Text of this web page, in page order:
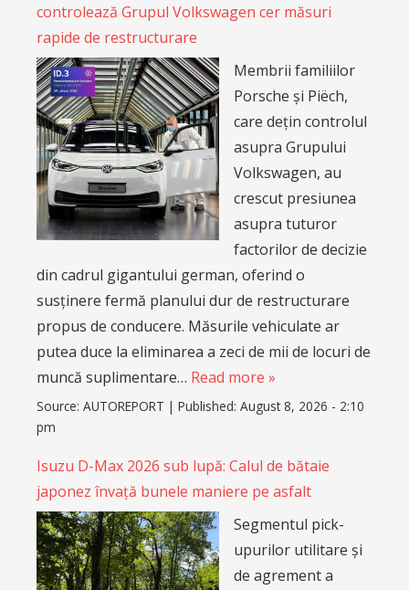
controlează Grupul Volkswagen cer măsuri
rapide de restructurare
Membrii familiilor
Porsche și Piëch,
care dețin controlul
asupra Grupului
Volkswagen, au
crescut presiunea
asupra tuturor
factorilor de decizie
din cadrul gigantului german, oferind o
susținere fermă planului dur de restructurare
propus de conducere. Măsurile vehiculate ar
putea duce la eliminarea a zeci de mii de locuri de
muncă suplimentare… Read more »
Source: AUTOREPORT | Published: August 8, 2026 - 2:10
pm
Isuzu D-Max 2026 sub lupă: Calul de bătaie
japonez învață bunele maniere pe asfalt
Segmentul pick-
upurilor utilitare și
de agrement a